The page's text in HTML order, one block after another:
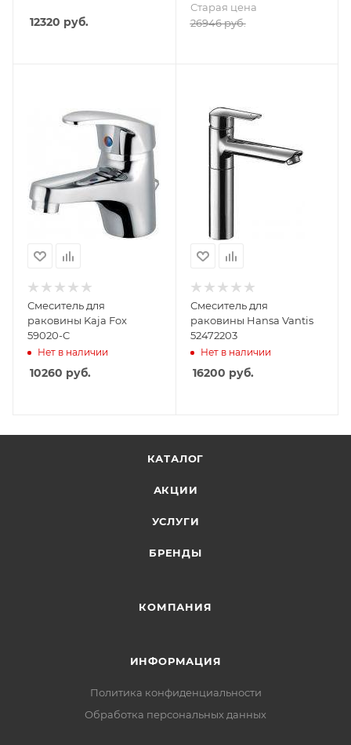
12320 руб.
Старая цена
26946руб.
Смеситель для
раковины Kaja Fox
59020-C
Нет в наличии
10260 руб.
Смеситель для
раковины Hansa Vantis
52472203
Нет в наличии
16200 руб.
КАТАЛОГ
АКЦИИ
УСЛУГИ
БРЕНДЫ
КОМПАНИЯ
ИНФОРМАЦИЯ
Политика конфиденциальности
Обработка персональных данных